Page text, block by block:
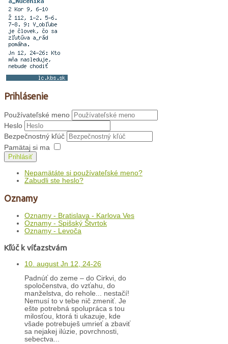
Prihlásenie
Používateľské meno
Heslo
Bezpečnostný kľúč
Pamätaj si ma
Prihlásiť
Nepamätáte si používateľské meno?
Zabudli ste heslo?
Oznamy
Oznamy - Bratislava - Karlova Ves
Oznamy - Spišský Štvrtok
Oznamy - Levoča
Kľúč k víťazstvám
10. august Jn 12, 24-26
Padnúť do zeme – do Cirkvi, do
spoločenstva, do vzťahu, do
manželstva, do rehole... nestačí!
Nemusí to v tebe nič zmeniť. Je
ešte potrebná spolupráca s tou
milosťou, ktorá ti ukazuje, kde
všade potrebuješ umrieť a zbaviť
sa nejakej ilúzie, povrchnosti,
sebectva...